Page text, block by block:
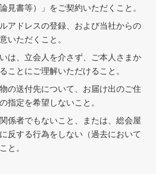
見書等）」をご契約いただくこと。
アドレスの登録、および当社からの
いただくこと。
は、立会人を介さず、ご本人さまか
ことにご理解いただけること。
の送付先について、お届け出のご住
指定を希望しないこと。
係者でもないこと、または、総会屋
反する行為をしない（過去において
と。